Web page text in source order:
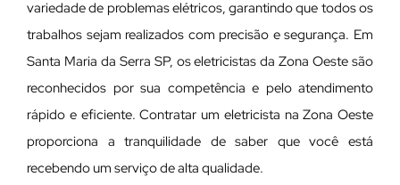
variedade de problemas elétricos, garantindo que todos os
trabalhos sejam realizados com precisão e segurança. Em
Santa Maria da Serra SP, os eletricistas da Zona Oeste são
reconhecidos por sua competência e pelo atendimento
rápido e eficiente. Contratar um eletricista na Zona Oeste
proporciona a tranquilidade de saber que você está
recebendo um serviço de alta qualidade.